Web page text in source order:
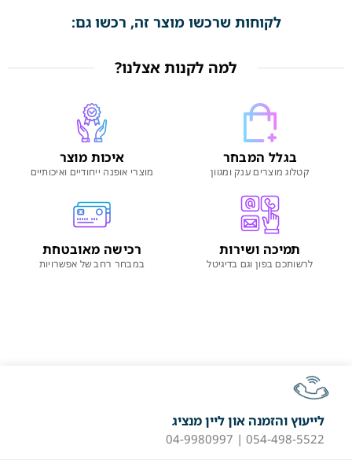
לקוחות שרכשו מוצר זה, רכשו גם:
למה לקנות אצלנו?
בגלל המבחר
קטלוג מוצרים ענק ומגוון
איכות מוצר
מוצרי אופנה ייחודיים ואיכותיים
תמיכה ושירות
לרשותכם בפון וגם בדיגיטל
רכישה מאובטחת
במבחר רחב של אפשרויות
לייעוץ והזמנה און ליין מנציג
054-498-5522 | 04-9980997